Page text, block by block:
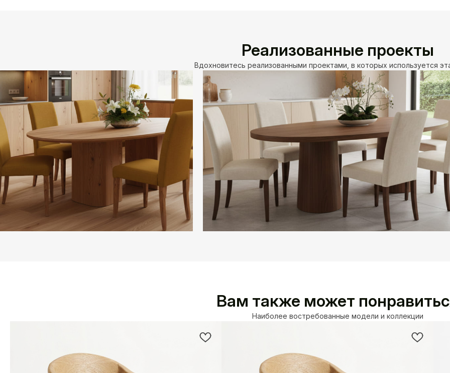
Реализованные проекты
Вдохновитесь реализованными проектами, в которых используется
Вам также может
Наиболее востребованные модели и коллекции